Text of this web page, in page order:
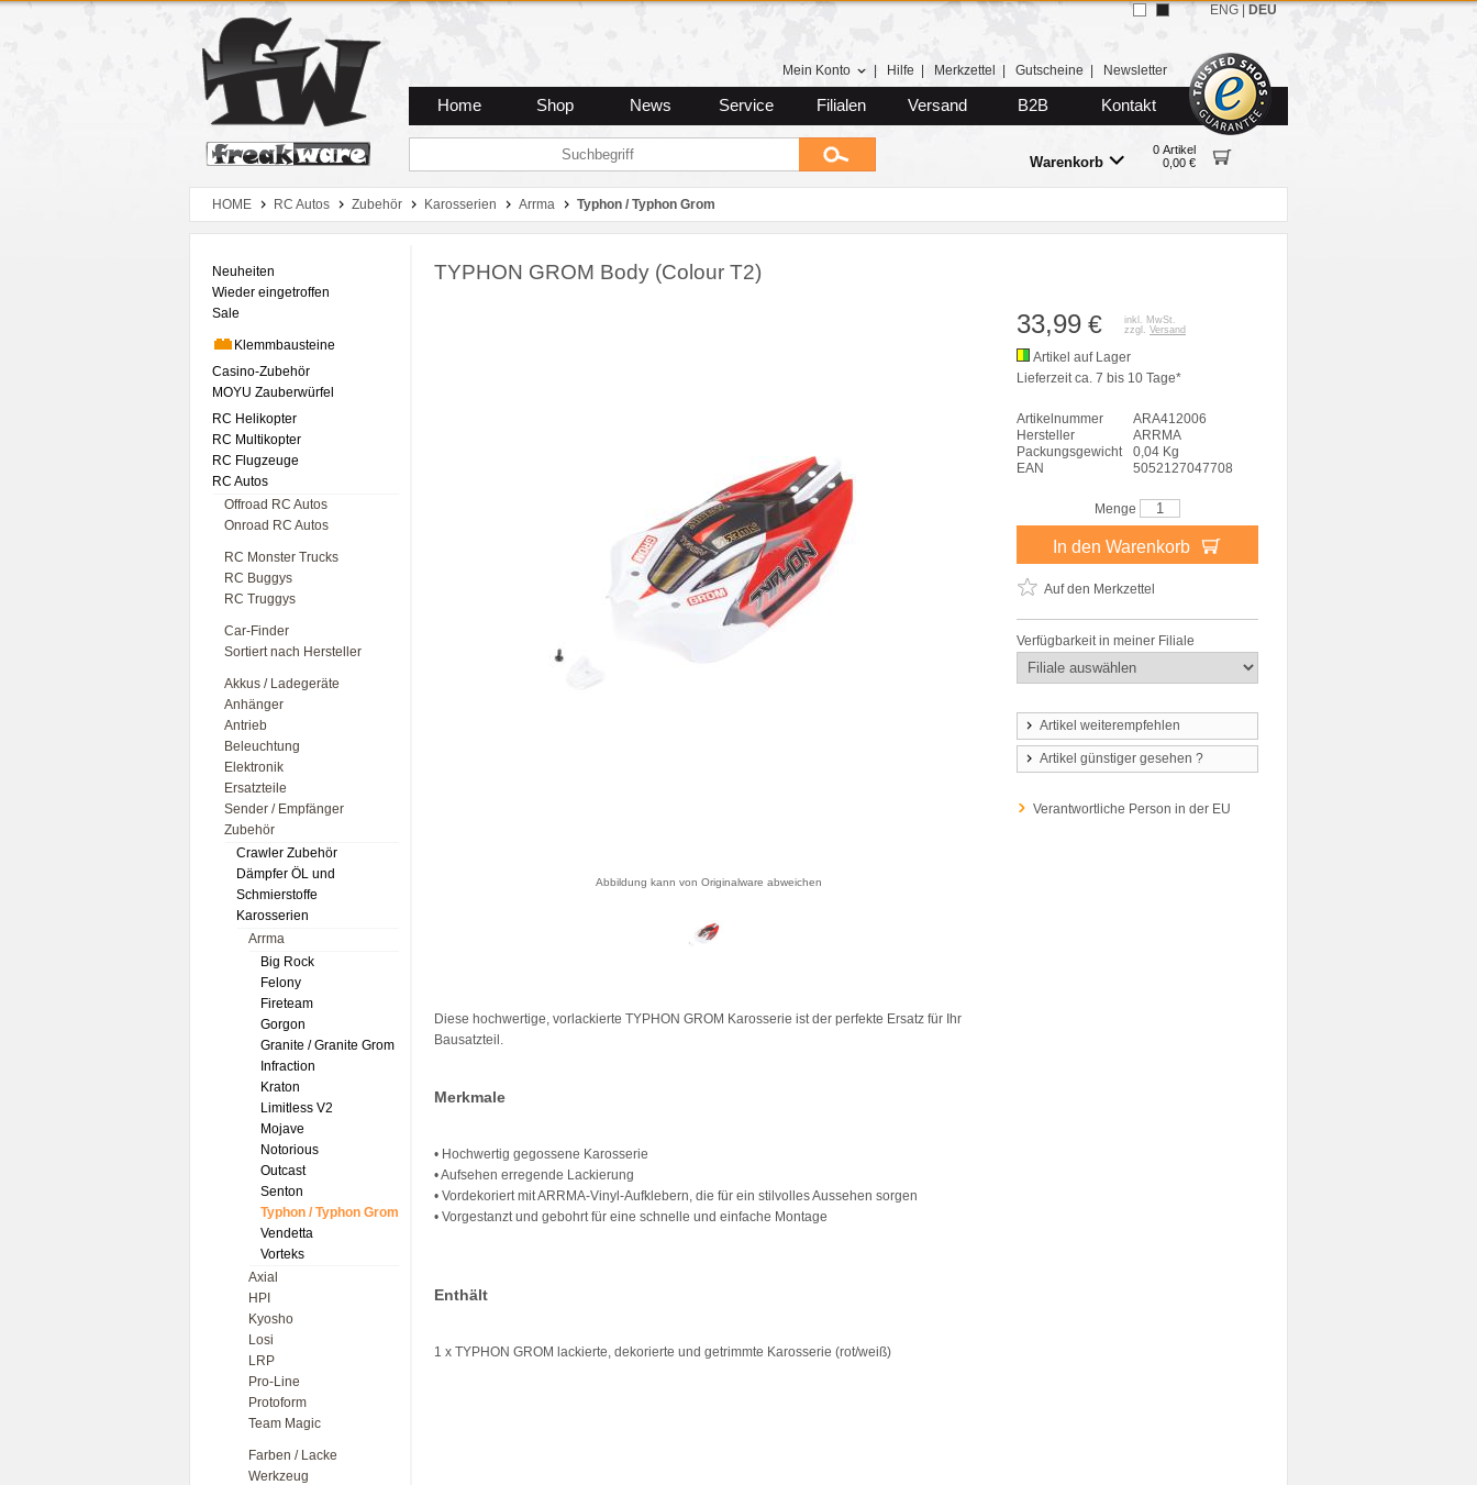
Zum Hauptmenue
Zum Seiteninhalt
Zum Warenkob
Mein Konto Hilfe Merkzettel Gutscheine Newsletter
Home Shop News Service Filialen Versand B2B Kontakt
Warenkorb
0 Artikel
0,00 €
ENG DEU
HOME RC Autos Zubehör Karosserien Arrma Typhon / Typhon Grom
Neuheiten
Wieder eingetroffen
Sale
Klemmbausteine
Casino-Zubehör
MOYU Zauberwürfel
RC Helikopter
RC Multikopter
RC Flugzeuge
RC Autos
Offroad RC Autos
Onroad RC Autos
RC Monster Trucks
RC Buggys
RC Truggys
Car-Finder
Sortiert nach Hersteller
Akkus / Ladegeräte
Anhänger
Antrieb
Beleuchtung
Elektronik
Ersatzteile
Sender / Empfänger
Zubehör
Crawler Zubehör
Dämpfer ÖL und
Schmierstoffe
Karosserien
Arrma
Big Rock
Felony
Fireteam
Gorgon
Granite / Granite Grom
Infraction
Kraton
Limitless V2
Mojave
Notorious
Outcast
Senton
Typhon / Typhon Grom
Vendetta
Vorteks
Axial
HPI
Kyosho
Losi
LRP
Pro-Line
Protoform
Team Magic
Farben / Lacke
Werkzeug
TYPHON GROM Body (Colour T2)
Abbildung kann von Originalware abweichen
Diese hochwertige, vorlackierte TYPHON GROM Karosserie ist der perfekte Ersatz für Ihr
Bausatzteil.
Merkmale
• Hochwertig gegossene Karosserie
• Aufsehen erregende Lackierung
• Vordekoriert mit ARRMA-Vinyl-Aufklebern, die für ein stilvolles Aussehen sorgen
• Vorgestanzt und gebohrt für eine schnelle und einfache Montage
Enthält
1 x TYPHON GROM lackierte, dekorierte und getrimmte Karosserie (rot/weiß)
33,99 €
inkl. MwSt.
zzgl. Versand
Artikel auf Lager
Lieferzeit ca. 7 bis 10 Tage*
Artikelnummer
ARA412006
Hersteller
ARRMA
Packungsgewicht
0,04 Kg
EAN
5052127047708
Menge
In den Warenkorb
Auf den Merkzettel
Verfügbarkeit in meiner Filiale
Artikel weiterempfehlen
Artikel günstiger gesehen ?
Verantwortliche Person in der EU